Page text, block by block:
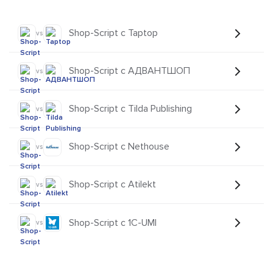
vs Shop-Script с Taptop
vs Shop-Script с АДВАНТШОП
vs Shop-Script с Tilda Publishing
vs Shop-Script с Nethouse
vs Shop-Script с Atilekt
vs Shop-Script с 1С-UMI